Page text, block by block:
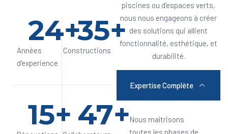
Années
d'experience
24+
Constructions
35+
15+ 47+
piscines ou d’espaces verts,
nous nous engageons à créer
des solutions qui allient
fonctionnalité, esthétique, et
durabilité.
Expertise Complète
Nous maîtrisons
toutes les phases de